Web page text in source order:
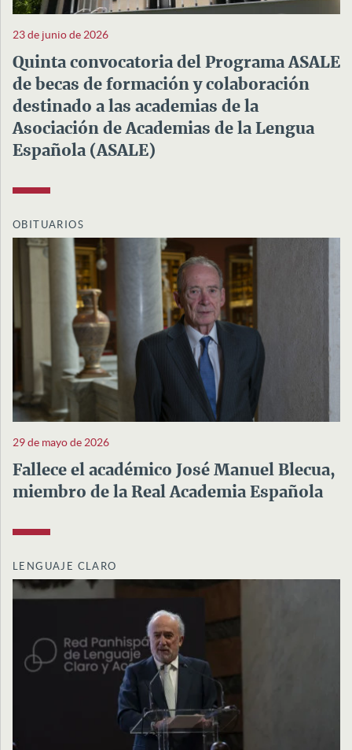
23 de junio de 2026
Quinta convocatoria del Programa ASALE
de becas de formación y colaboración
destinado a las academias de la
Asociación de Academias de la Lengua
Española (ASALE)
OBITUARIOS
29 de mayo de 2026
Fallece el académico José Manuel Blecua,
miembro de la Real Academia Española
LENGUAJE CLARO